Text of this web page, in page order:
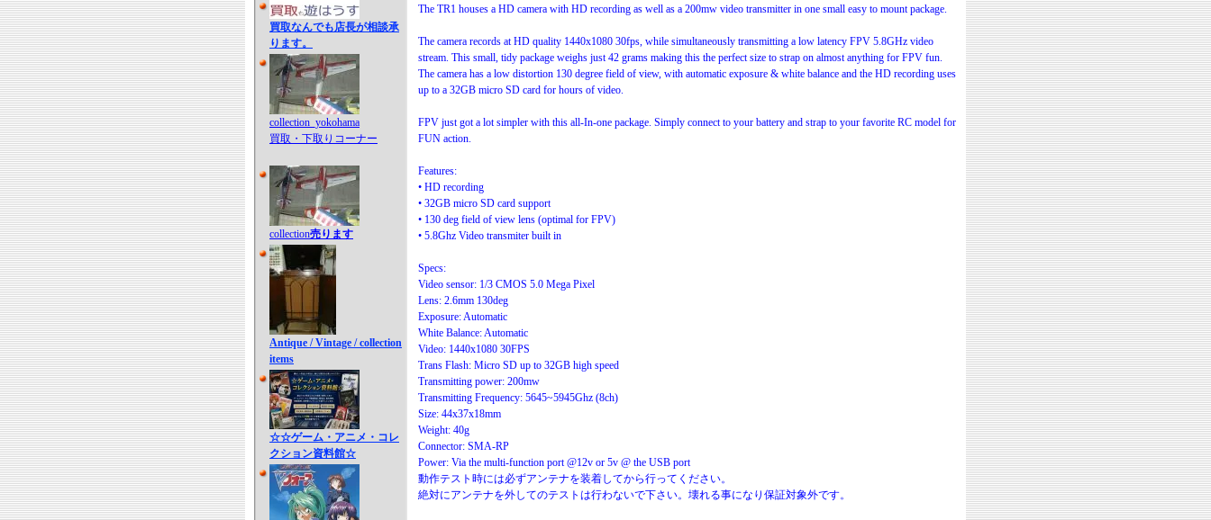
買取なんでも店長が相談承
ります。
collection_yokohama
買取・下取りコーナー
collection売ります
Antique / Vintage / collection
items
☆☆ゲーム・アニメ・コレ
クション資料館☆
The TR1 houses a HD camera with HD recording as well as a 200mw video transmitter in one small easy to mount package.
The camera records at HD quality 1440x1080 30fps, while simultaneously transmitting a low latency FPV 5.8GHz video
stream. This small, tidy package weighs just 42 grams making this the perfect size to strap on almost anything for FPV fun.
The camera has a low distortion 130 degree field of view, with automatic exposure & white balance and the HD recording uses
up to a 32GB micro SD card for hours of video.
FPV just got a lot simpler with this all-In-one package. Simply connect to your battery and strap to your favorite RC model for
FUN action.
Features:
• HD recording
• 32GB micro SD card support
• 130 deg field of view lens (optimal for FPV)
• 5.8Ghz Video transmiter built in
Specs:
Video sensor: 1/3 CMOS 5.0 Mega Pixel
Lens: 2.6mm 130deg
Exposure: Automatic
White Balance: Automatic
Video: 1440x1080 30FPS
Trans Flash: Micro SD up to 32GB high speed
Transmitting power: 200mw
Transmitting Frequency: 5645~5945Ghz (8ch)
Size: 44x37x18mm
Weight: 40g
Connector: SMA-RP
Power: Via the multi-function port @12v or 5v @ the USB port
動作テスト時には必ずアンテナを装着してから行ってください。
絶対にアンテナを外してのテストは行わないで下さい。壊れる事になり保証対象外です。